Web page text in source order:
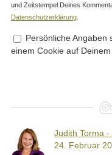
und Zeitstempel Deines
Datenschutzerklärung
Persönliche Angaben
einem Cookie auf
Judith Torma
24. Februar